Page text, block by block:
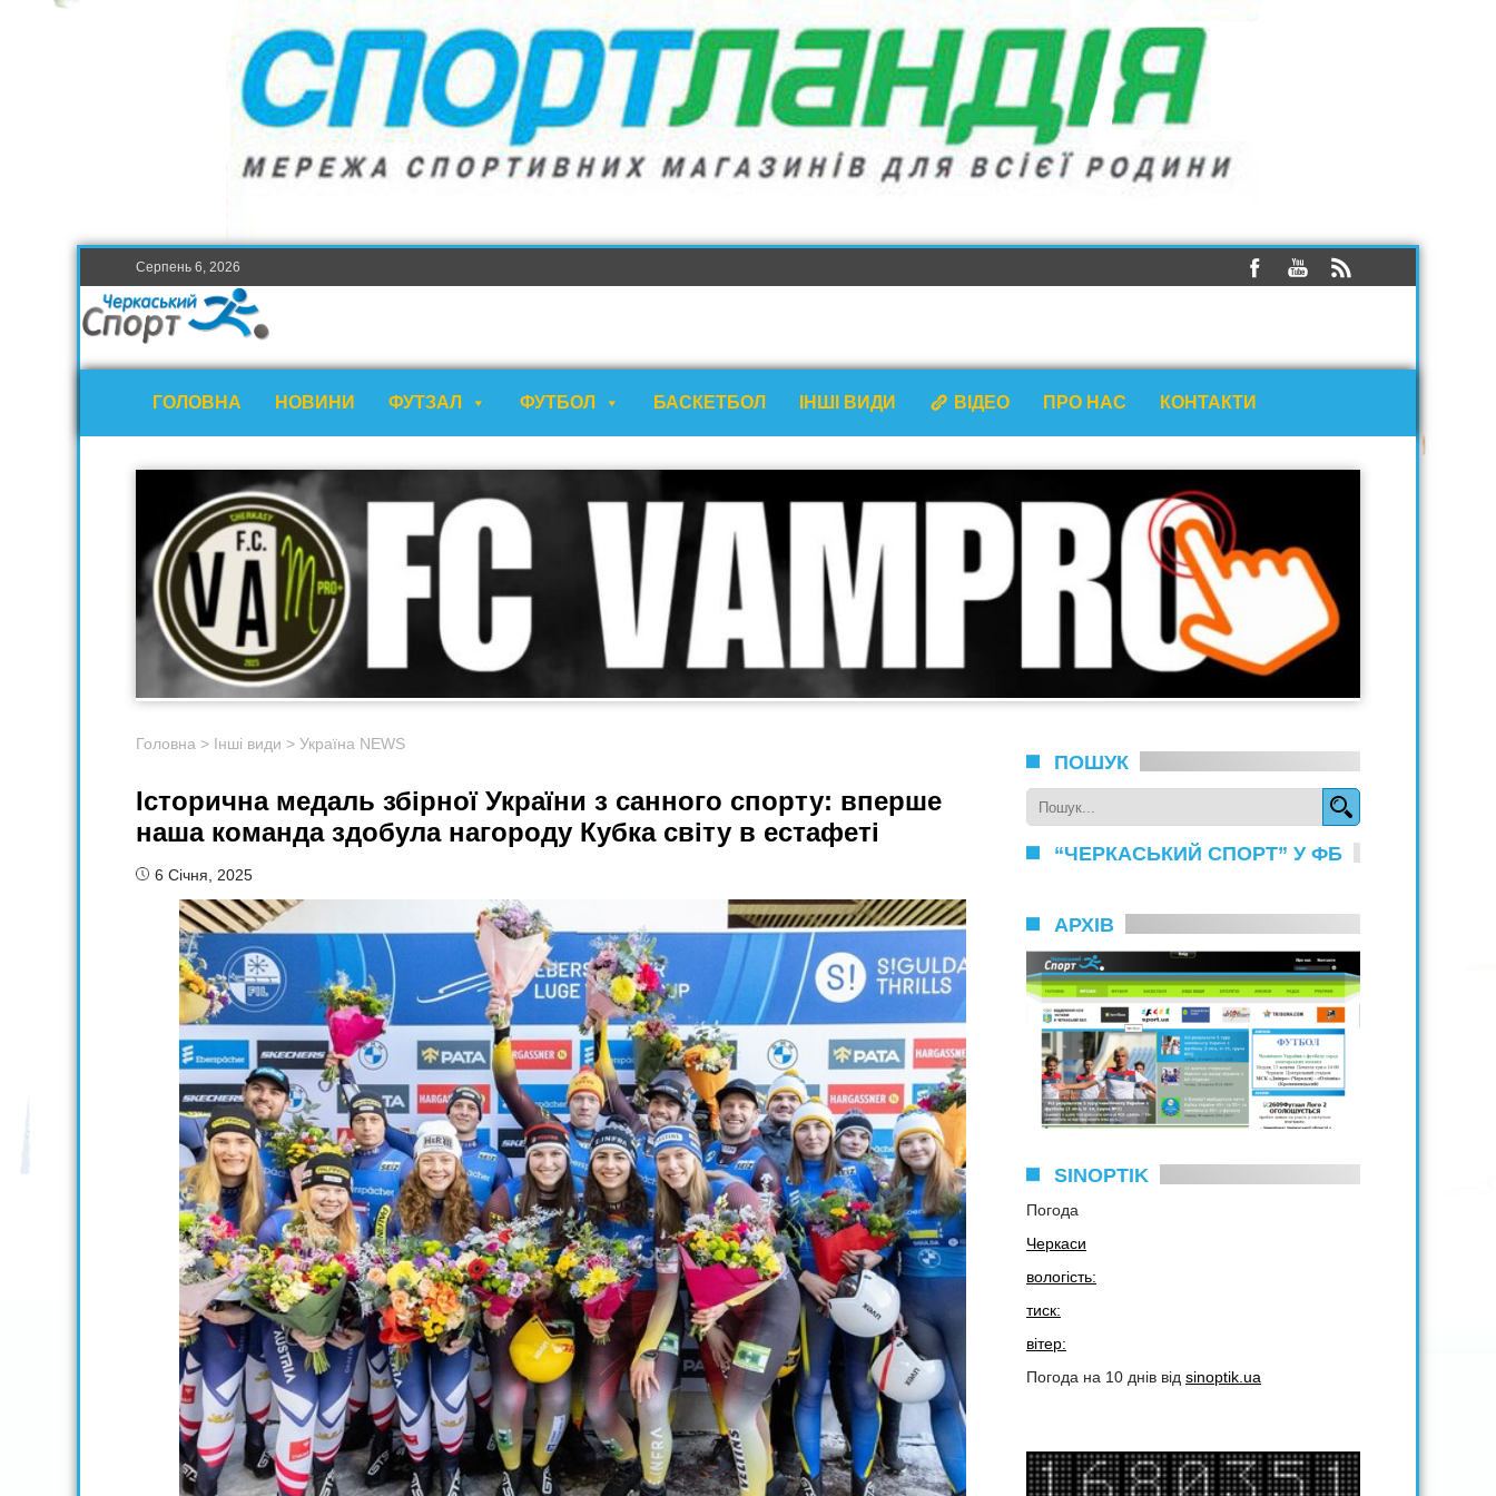
Серпень 6, 2026
ГОЛОВНА НОВИНИ ФУТЗАЛ ФУТБОЛ БАСКЕТБОЛ ІНШІ ВИДИ ВІДЕО ПРО НАС КОНТАКТИ
Головна > Інші види > Україна NEWS
Історична медаль збірної України з санного спорту: вперше
наша команда здобула нагороду Кубка світу в естафеті
6 Січня, 2025
ПОШУК
“ЧЕРКАСЬКИЙ СПОРТ” У ФБ
АРХІВ
SINOPTIK
Погода
Черкаси
вологість:
тиск:
вітер:
Погода на 10 днів від sinoptik.ua